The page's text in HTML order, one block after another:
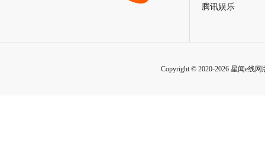
腾讯娱乐
Copyright © 2020-2026 星闻e线